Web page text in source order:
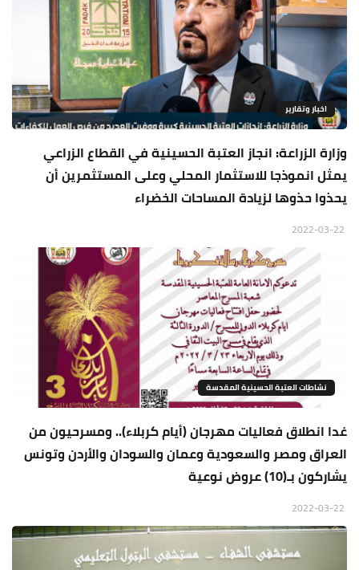
اخبار وتقارير
وزارة الزراعة: انجاز العتبة الحسينية في القطاع الزراعي
يمثل انموذجا للاستثمار المحلي وعلى المستثمرين أن
يحذوا حذوها لزيادة المساحات الخضراء
نشاطات العتبة الحسينية المقدسة
غدا انطلاق فعاليات مهرجان (أيام كربلاء).. ومسرحيون من
العراق ومصر والسعودية وعمان والسودان والأردن وتونس
يشاركون بـ(10) عروض نوعية